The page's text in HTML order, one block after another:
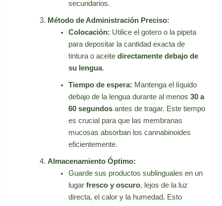
secundarios.
Método de Administración Preciso:
Colocación: Utilice el gotero o la pipeta
para depositar la cantidad exacta de
tintura o aceitedirectamente debajo de
su lengua.
Tiempo de espera: Mantenga el líquido
debajo de la lengua durante al menos30 a
60 segundos antes de tragar. Este tiempo
es crucial para que las membranas
mucosas absorban los cannabinoides
eficientemente.
Almacenamiento Óptimo:
Guarde sus productos sublinguales en un
lugarfresco y oscuro, lejos de la luz
directa, el calor y la humedad. Esto